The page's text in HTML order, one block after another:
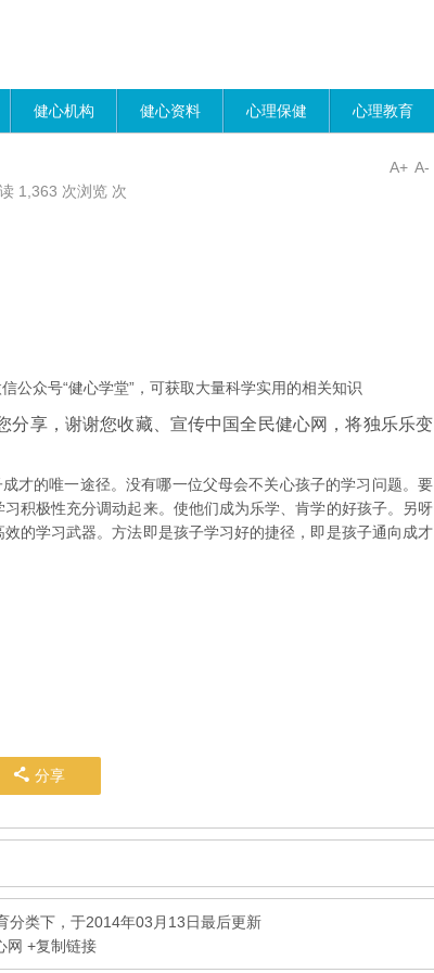
健心机构 健心资料 心理保健 心理教育
A-
A+
1,363 次浏览 次
公众号“健心学堂”，可获取大量科学实用的相关知识
分享，谢谢您收藏、宣传中国全民健心网，将独乐乐变
的唯一途径。没有哪一位父母会不关心孩子的学习问题。要
积极性充分调动起来。使他们成为乐学、肯学的好孩子。另呀
的学习武器。方法即是孩子学习好的捷径，即是孩子通向成才
分享
分类下，于2014年03月13日最后更新
网 +复制链接